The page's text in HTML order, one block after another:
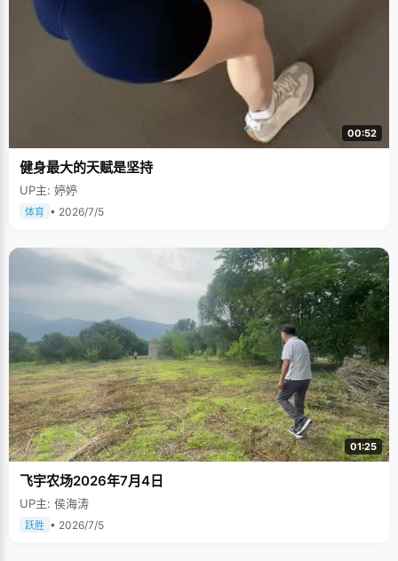
00:52
健身最大的天赋是坚持
UP主: 婷婷
体育 • 2026/7/5
01:25
飞宇农场2026年7月4日
UP主: 侯海涛
跃胜 • 2026/7/5